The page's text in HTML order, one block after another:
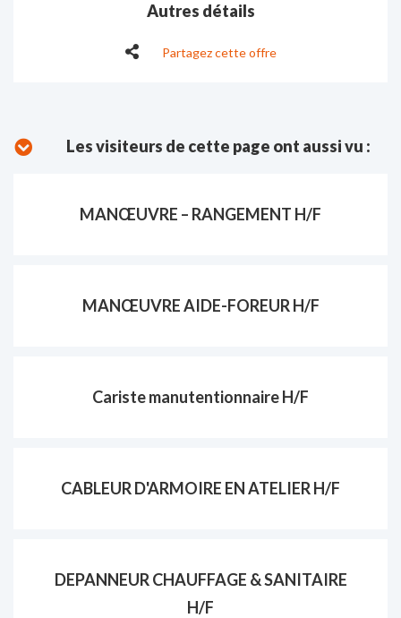
Autres détails
Partagez cette offre
Les visiteurs de cette page ont aussi vu :
MANŒUVRE – RANGEMENT H/F
MANŒUVRE AIDE-FOREUR H/F
Cariste manutentionnaire H/F
CABLEUR D'ARMOIRE EN ATELIER H/F
DEPANNEUR CHAUFFAGE & SANITAIRE
H/F